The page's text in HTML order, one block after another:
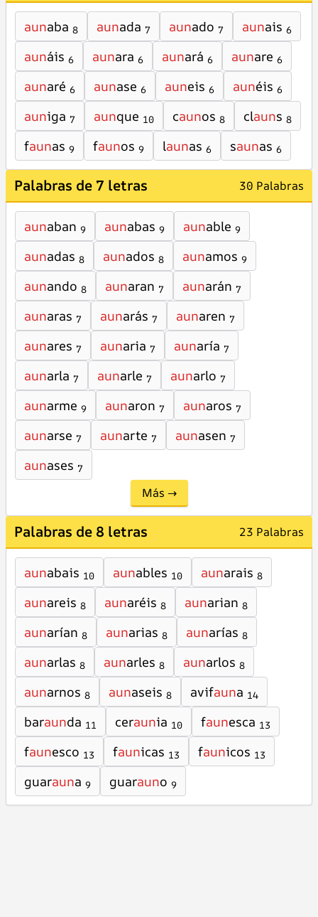
aunaba 8 aunada 7 aunado 7 aunais 6
aunáis 6 aunara 6 aunará 6 aunare 6
aunaré 6 aunase 6 auneis 6 aunéis 6
auniga 7 aunque 10 caunos 8 clauns 8
faunas 9 faunos 9 launas 6 saunas 6
Palabras de 7 letras 30 Palabras
aunaban 9 aunabas 9 aunable 9
aunadas 8 aunados 8 aunamos 9
aunando 8 aunaran 7 aunarán 7
aunaras 7 aunarás 7 aunaren 7
aunares 7 aunaria 7 aunaría 7
aunarla 7 aunarle 7 aunarlo 7
aunarme 9 aunaron 7 aunaros 7
aunarse 7 aunarte 7 aunasen 7
aunases 7
Más →
Palabras de 8 letras 23 Palabras
aunabais 10 aunables 10 aunarais 8
aunareis 8 aunaréis 8 aunarian 8
aunarían 8 aunarias 8 aunarías 8
aunarlas 8 aunarles 8 aunarlos 8
aunarnos 8 aunaseis 8 avifauna 14
baraunda 11 ceraunia 10 faunesca 13
faunesco 13 faunicas 13 faunicos 13
guarauna 9 guarauno 9